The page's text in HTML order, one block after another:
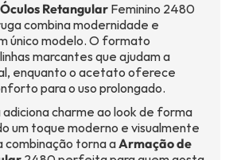
Retangular Feminino 2480
combina modernidade e
único modelo. O formato
marcantes que ajudam a
enquanto o acetato oferece
para o uso prolongado.
charme ao look de forma
um toque moderno e visualmente
combinação torna aArmação de